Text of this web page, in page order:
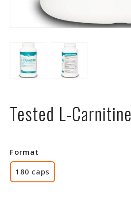
Tested L-Carnitine
Format
180 caps
Rabais